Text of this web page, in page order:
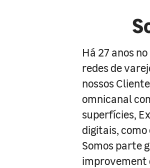
Há 27 anos
redes de
nossos
omnicanal
superfícies,
digitais,
Somos parte
improvement